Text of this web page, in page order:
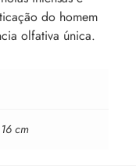
do homem
olfativa única.
cm